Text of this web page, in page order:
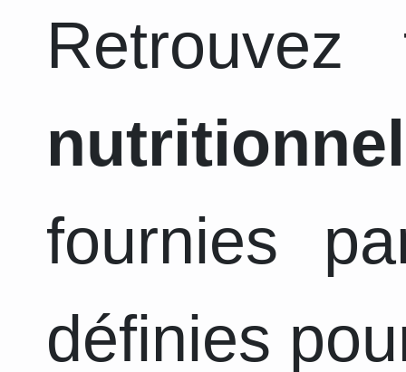
fournies
définies